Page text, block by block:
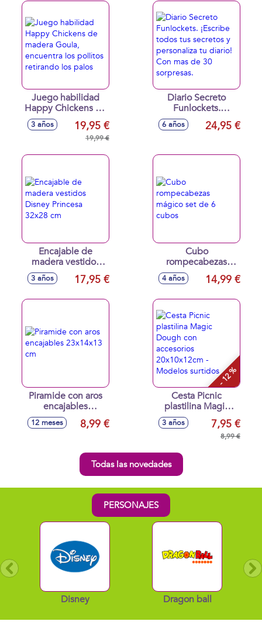
Juego habilidad
Happy Chickens de
madera Goula,
encuentra los
pollitos retirando
3 años 19,95 €
19,99 €
Diario Secreto
Funlockets.
¡Escribe todos tus
secretos y
6 años 24,95 €
Encajable de
madera vestidos
Disney Princesa
32x28 cm
3 años 17,95 €
Cubo
rompecabezas
mágico set de 6
cubos
4 años 14,99 €
Piramide con aros
encajables
23x14x13 cm
12 meses 8,99 €
- 12 %
Cesta Picnic
plastilina Magic
Dough con
accesorios
20x10x12cm -
3 años 7,95 €
8,99 €
Todas las novedades
PERSONAJES
Dragon ball Harry Potter